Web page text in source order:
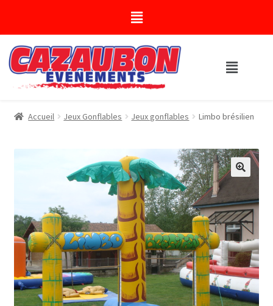
Accueil Jeux Gonflables Jeux gonflables Limbo brésilien